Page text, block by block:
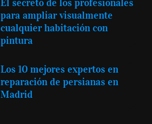
El secreto de los profesionales
para ampliar visualmente
cualquier habitación con
pintura
Los 10 mejores expertos en
reparación de persianas en
Madrid